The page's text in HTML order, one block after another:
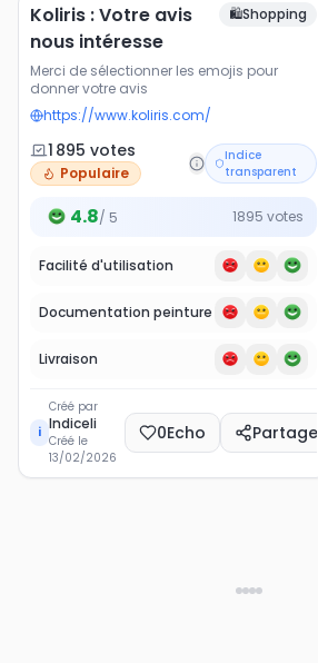
Koliris : Votre avis
nous intéresse
🛍️Shopping
Merci de sélectionner les emojis pour
donner votre avis
https://www.koliris.com/
1 895 votes
Populaire
Indice
transparent
4.8/ 5 1895 votes
Facilité d'utilisation
Documentation peinture
Livraison
i
Créé par
Indiceli
Créé le
13/02/2026
0Echo Partager